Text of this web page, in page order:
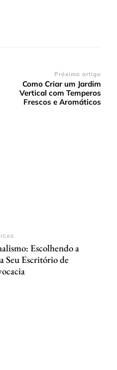
Próximo artigo
Como Criar um Jardim
Vertical com Temperos
Frescos e Aromáticos
Escolhendo a
Seu Escritório de